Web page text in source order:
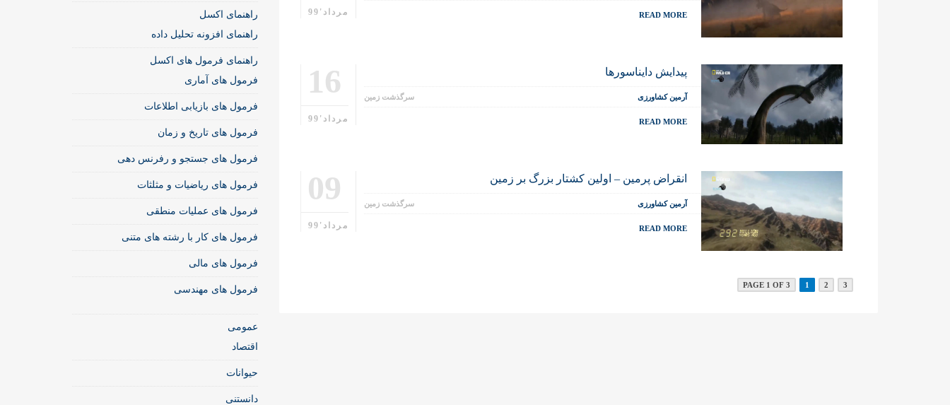
مرداد'99 READ MORE
16
مرداد'99
پیدایش دایناسورها
سرگذشت زمین آرمین کشاورزی
READ MORE
09
مرداد'99
انقراض پرمین – اولین کشتار بزرگ بر زمین
سرگذشت زمین آرمین کشاورزی
READ MORE
PAGE 1 OF 3 1 2 3
راهنمای اکسل
راهنمای افزونه تحلیل داده
راهنمای فرمول های اکسل
فرمول های آماری
فرمول های بازیابی اطلاعات
فرمول های تاریخ و زمان
فرمول های جستجو و رفرنس دهی
فرمول های ریاضیات و مثلثات
فرمول های عملیات منطقی
فرمول های کار با رشته های متنی
فرمول های مالی
فرمول های مهندسی
عمومی
اقتصاد
حیوانات
دانستنی